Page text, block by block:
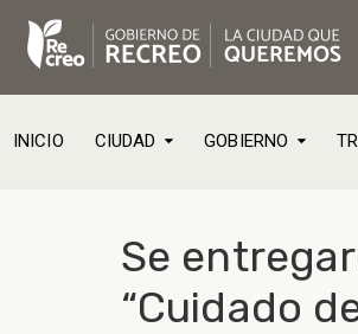
INICIO CIUDAD GOBIERNO
Se
“Cuidado